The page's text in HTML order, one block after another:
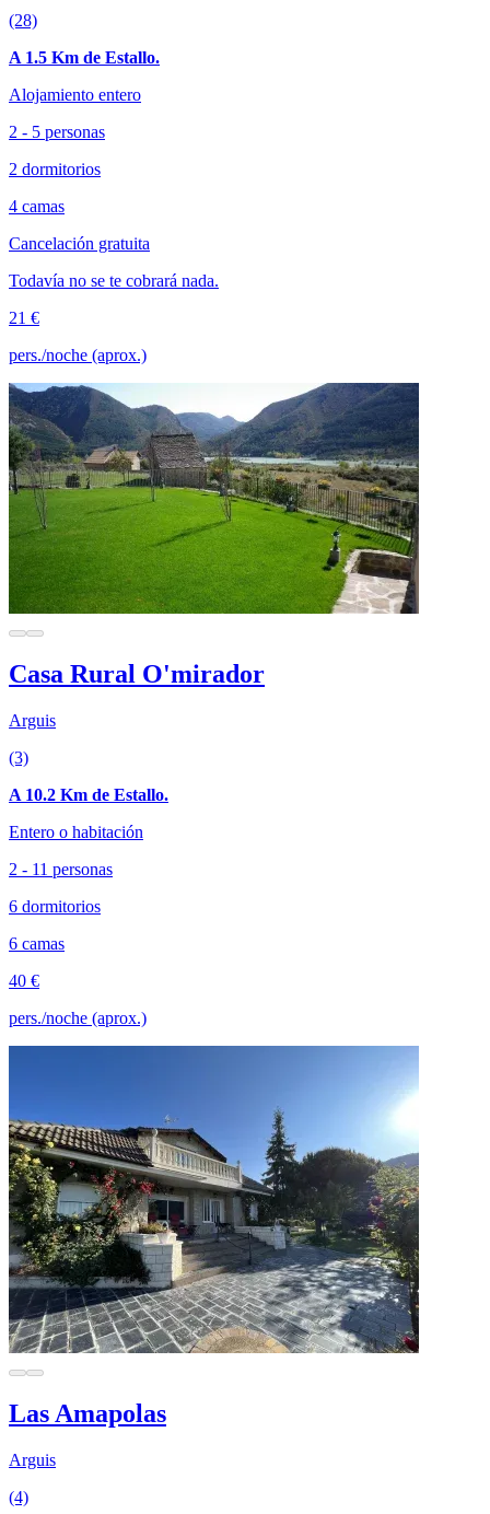
(28)
A 1.5 Km de Estallo.
Alojamiento entero
2 - 5 personas
2 dormitorios
4 camas
Cancelación gratuita
Todavía no se te cobrará nada.
21 €
pers./noche (aprox.)
Casa Rural O'mirador
Arguis
(3)
A 10.2 Km de Estallo.
Entero o habitación
2 - 11 personas
6 dormitorios
6 camas
40 €
pers./noche (aprox.)
Las Amapolas
Arguis
(4)